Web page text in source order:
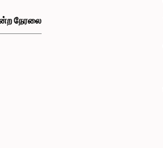
நேரலை